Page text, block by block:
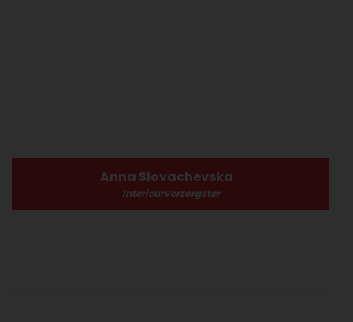
Anna Slovachevska
Interieurverzorgster